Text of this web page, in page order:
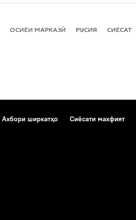
ОСИЁИ МАРКАЗӢ РУСИЯ СИЁСАТ
Ахбори ширкатҳо Сиёсати махфият